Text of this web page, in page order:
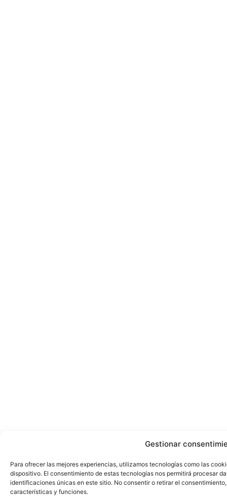
Gestionar
Para ofrecer las mejores experiencias, utilizamos tecnologías como las
dispositivo. El consentimiento de estas tecnologías nos permitirá procesar
identificaciones únicas en este sitio. No consentir o retirar el
características y funciones.